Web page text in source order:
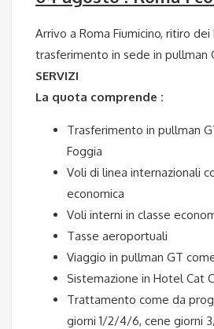
Arrivo a Roma Fiumicino, ritiro
trasferimento in sede in pullman
SERVIZI
La quota comprende :
Trasferimento in pullman
Foggia
Voli di linea internazionali
economica
Voli interni in classe
Tasse aeroportuali
Viaggio in pullman GT
Sistemazione in Hotel Cat
Trattamento come da
giorni 1/2/4/6, cene giorni